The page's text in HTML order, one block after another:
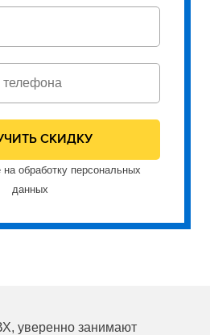
обработку персональных
данных
уверенно занимают